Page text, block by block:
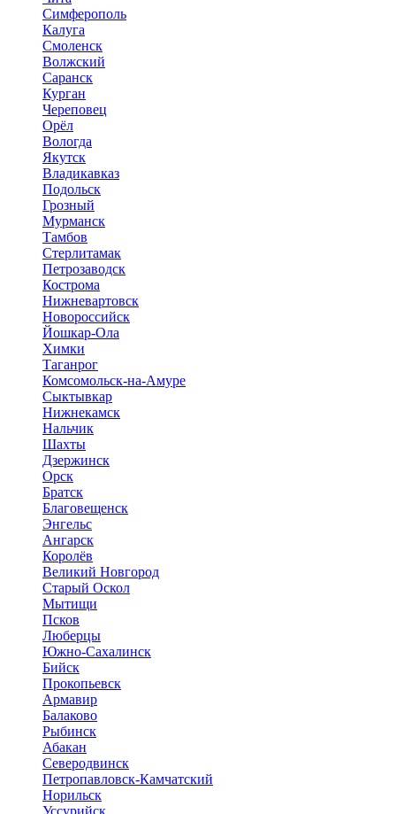
Симферополь
Калуга
Смоленск
Волжский
Саранск
Курган
Череповец
Орёл
Вологда
Якутск
Владикавказ
Подольск
Грозный
Мурманск
Тамбов
Стерлитамак
Петрозаводск
Кострома
Нижневартовск
Новороссийск
Йошкар-Ола
Химки
Таганрог
Комсомольск-на-Амуре
Сыктывкар
Нижнекамск
Нальчик
Шахты
Дзержинск
Орск
Братск
Благовещенск
Энгельс
Ангарск
Королёв
Великий Новгород
Старый Оскол
Мытищи
Псков
Люберцы
Южно-Сахалинск
Бийск
Прокопьевск
Армавир
Балаково
Рыбинск
Абакан
Северодвинск
Петропавловск-Камчатский
Норильск
Уссурийск